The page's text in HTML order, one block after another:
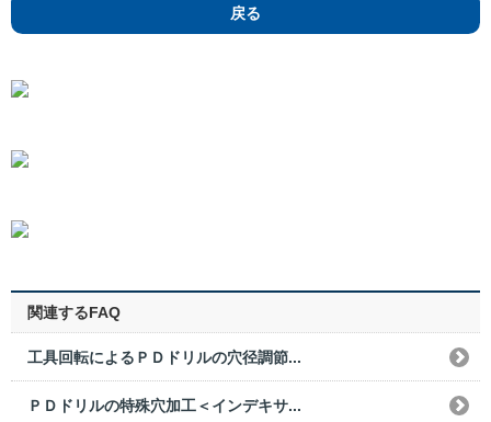
戻る
関連するFAQ
工具回転によるＰＤドリルの穴径調節...
ＰＤドリルの特殊穴加工＜インデキサ...